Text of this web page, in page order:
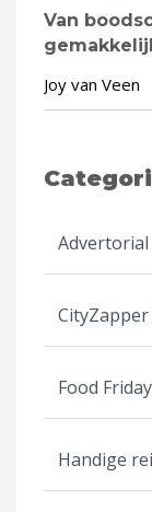
Van
Joy van Veen
Advertorial
Food Friday
Handige